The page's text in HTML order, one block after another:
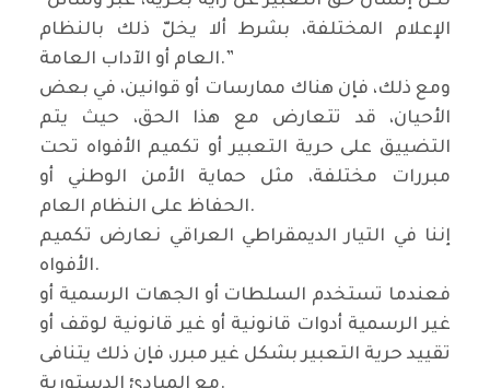
الإعلام المختلفة، بشرط ألا يخلّ ذلك بالنظام
العام أو الآداب العامة.”
ومع ذلك، فإن هناك ممارسات أو قوانين، في بعض
الأحيان، قد تتعارض مع هذا الحق، حيث يتم
التضييق على حرية التعبير أو تكميم الأفواه تحت
مبررات مختلفة، مثل حماية الأمن الوطني أو
الحفاظ على النظام العام.
إننا في التيار الديمقراطي العراقي نعارض تكميم
الأفواه.
فعندما تستخدم السلطات أو الجهات الرسمية أو
غير الرسمية أدوات قانونية أو غير قانونية لوقف أو
تقييد حرية التعبير بشكل غير مبرر، فإن ذلك يتنافى